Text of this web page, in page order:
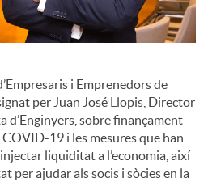
i Emprenedors de
per Juan José Llopis, Director
d’Enginyers, sobre finançament
19 i les mesures que han
liquiditat a l’economia, així
per ajudar als socis i sòcies en la